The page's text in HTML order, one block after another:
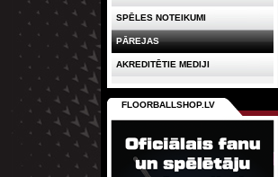
SPĒLES NOTEIKUMI
PĀREJAS
AKREDITĒTIE MEDIJI
FLOORBALLSHOP.LV